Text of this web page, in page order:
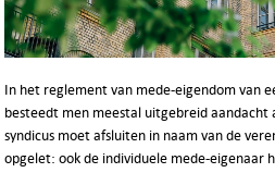
In het reglement van mede-eigendom van
besteedt men meestal uitgebreid aandacht
syndicus moet afsluiten in naam van de
opgelet: ook de individuele mede-eigenaar